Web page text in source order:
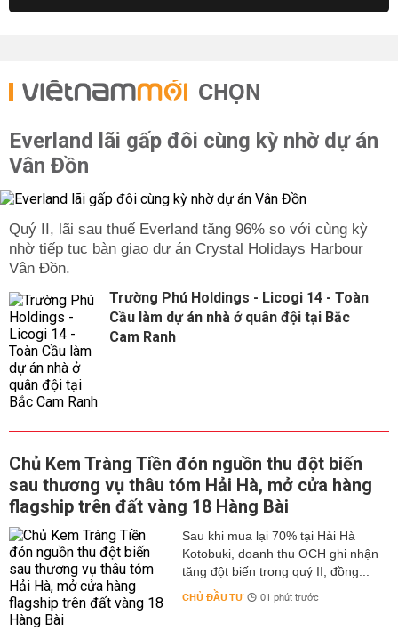
CHỌN
Everland lãi gấp đôi cùng kỳ nhờ dự án
Vân Đồn
Quý II, lãi sau thuế Everland tăng 96% so với cùng kỳ
nhờ tiếp tục bàn giao dự án Crystal Holidays Harbour
Vân Đồn.
Trường Phú Holdings - Licogi 14 - Toàn
Cầu làm dự án nhà ở quân đội tại Bắc
Cam Ranh
Chủ Kem Tràng Tiền đón nguồn thu đột biến
sau thương vụ thâu tóm Hải Hà, mở cửa hàng
flagship trên đất vàng 18 Hàng Bài
Sau khi mua lại 70% tại Hải Hà
Kotobuki, doanh thu OCH ghi nhận
tăng đột biến trong quý II, đồng...
CHỦ ĐẦU TƯ 01 phút trước